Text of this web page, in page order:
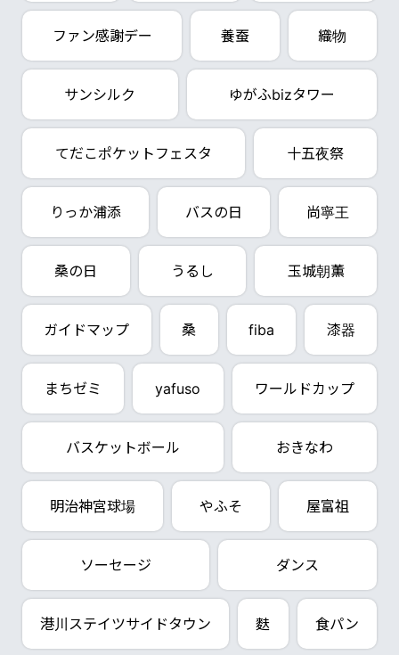
ファン感謝デー 養蚕 織物
サンシルク ゆがふbizタワー
てだこポケットフェスタ 十五夜祭
りっか浦添 バスの日 尚寧王
桑の日 うるし 玉城朝薫
ガイドマップ 桑 fiba 漆器
まちゼミ yafuso ワールドカップ
バスケットボール おきなわ
明治神宮球場 やふそ 屋富祖
ソーセージ ダンス
港川ステイツサイドタウン 麩 食パン